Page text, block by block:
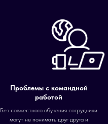
Проблемы с командной
работой
Без совместного обучения сотрудники
могут не понимать друг друга и